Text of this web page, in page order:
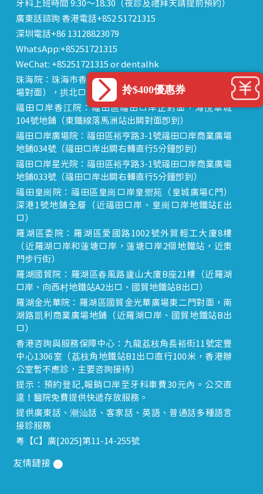
牙科上班時間 9:30～18:30（夜診及禮拜天請提前預約）
廣東話諮詢 香港電話+852 51721315
深圳電話+86 13128823079
WhatsApp:+85251721315
WeChat: +85251721315 or dentalhk
珠海院：珠海市香洲區 拱北中建商業大廈 15樓（迎賓廣
場對面），拱北口岸步行8分鐘直達
福田口岸香江院：福田區福田口岸正對面，海悅華城
104號地鋪（東鐵線落馬洲站出關對面即到）
福田口岸廣場院：福田區裕亨路3-1號福田口岸商業廣場
地鋪034號（福田口岸出關右轉直行5分鐘即到）
福田口岸星光院：福田區裕亨路3-1號福田口岸商業廣場
地鋪033號（福田口岸出關右轉直行5分鐘即到）
福田皇崗院：福田區皇崗口岸皇禦苑（皇城廣場C門）
深港1號地鋪全層（近福田口岸、皇崗口岸地鐵站E出
口）
羅湖區委院：羅湖區愛國路1002號外貿輕工大廈8樓
（近羅湖口岸和蓮塘口岸，蓮塘口岸2個地鐵站，近東
門步行街）
羅湖國貿院：羅湖區春風路廬山大廈B座21樓（近羅湖
口岸、向西村地鐵站A2出口、國貿地鐵站B出口）
羅湖金光華院：羅湖區國貿金光華廣場東二門對面，南
湖路凱利商業廣場地鋪（近羅湖口岸、國貿地鐵站B出
口）
香港咨詢與服務保障中心：九龍荔枝角長裕街11號定豐
中心1306室（荔枝角地鐵站B1出口直行100米，香港辦
公室暫不應診，主要咨詢接待）
提示：預約登記,報銷口岸至牙科車費30元內。公交直
達！醫院免費提供快遞存放服務。
提供廣東話、潮汕話、客家話、英語、普通話多種語言
接診服務
粵【C】廣[2025]第11-14-255號
友情鏈接
拎$400優惠券